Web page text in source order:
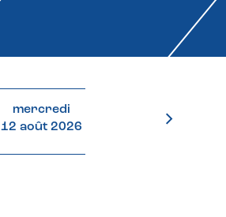
mercredi
12 août 2026
13 août